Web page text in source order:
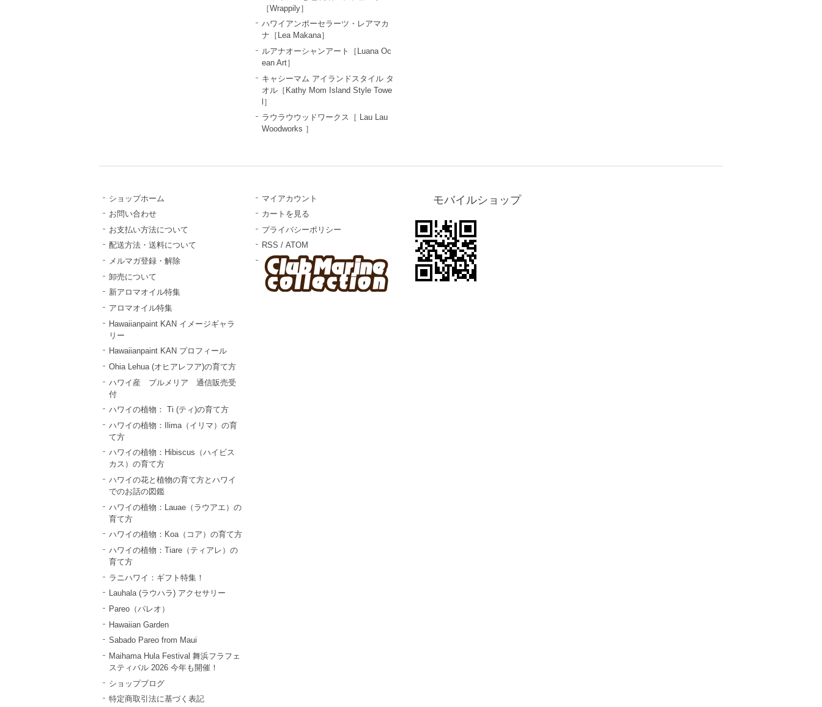
［Wrappily］
ハワイアンポーセラーツ・レアマカ
ナ［Lea Makana］
ルアナオーシャンアート［Luana Oc
ean Art］
キャシーマム アイランドスタイル タ
オル［Kathy Mom Island Style Towe
l］
ラウラウウッドワークス［ Lau Lau
Woodworks ］
ショップホーム
お問い合わせ
お支払い方法について
配送方法・送料について
メルマガ登録・解除
卸売について
新アロマオイル特集
アロマオイル特集
Hawaiianpaint KAN イメージギャラ
リー
Hawaiianpaint KAN プロフィール
Ohia Lehua (オヒアレフア)の育て方
ハワイ産 プルメリア 通信販売受
付
ハワイの植物： Ti (ティ)の育て方
ハワイの植物：Ilima（イリマ）の育
て方
ハワイの植物：Hibiscus（ハイビス
カス）の育て方
ハワイの花と植物の育て方とハワイ
でのお話の図鑑
ハワイの植物：Lauae（ラウアエ）の
育て方
ハワイの植物：Koa（コア）の育て方
ハワイの植物：Tiare（ティアレ）の
育て方
ラニハワイ：ギフト特集！
Lauhala (ラウハラ) アクセサリー
Pareo（パレオ）
Hawaiian Garden
Sabado Pareo from Maui
Maihama Hula Festival 舞浜フラフェ
スティバル 2026 今年も開催！
ショップブログ
特定商取引法に基づく表記
マイアカウント
カートを見る
プライバシーポリシー
RSS /ATOM
モバイルショップ